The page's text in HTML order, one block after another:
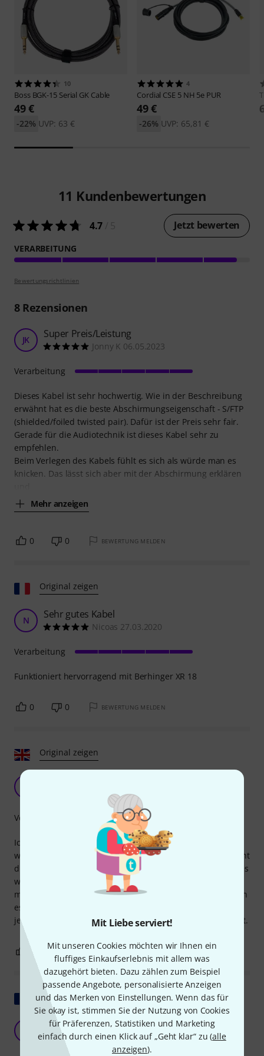
Mit Liebe serviert!
Mit unseren Cookies möchten wir Ihnen ein
fluffiges Einkaufserlebnis mit allem was
dazugehört bieten. Dazu zählen zum Beispiel
passende Angebote, personalisierte Anzeigen
und das Merken von Einstellungen. Wenn das für
Sie okay ist, stimmen Sie der Nutzung von Cookies
für Präferenzen, Statistiken und Marketing
einfach durch einen Klick auf „Geht klar“ zu (alle
anzeigen).
10
Boss BGK-15 Serial GK Cable
49 €
UVP: 63 €
-22%
4
Cordial CSE 5 NH 5e PUR
49 €
UVP: 65,81 €
-26%
11 Kundenbewertungen
4.7 Jetzt bewerten
VERARBEITUNG
Bewertungsrichtlinien
8Rezensionen
JK Super Preis/Leistung
Jonny K 06.05.2023
Dieses Kabel ist sehr hochwertig. Wie in der Beschreibung
erwähnt hat es die beste Abschirmungseigenschaft - S/FTP
(shielded/foiled twisted pair). Dafür ist der Preis sehr fair.
Gerade für die Audiotechnik ist dieses Kabel sehr zu
empfehlen.
Beim Verlegen des Kabels fühlt es sich als würde man es
knicken. Das lässt sich aber mit der Abschirmung erklären
Mehr anzeigen
Verarbeitung
0 0 BEWERTUNG MELDEN
Original zeigen
N Sehr gutes Kabel
Nicoas 27.03.2020
Funktioniert hervorragend mit Berhinger XR 18
Verarbeitung
0 0 BEWERTUNG MELDEN
Original zeigen
ArgusWishbone 03.09.2021
Ich habe diese ein paar Tage im Freien verwendet und sie
waren wegen des Regens sehr nass und blieben über Nacht
draußen... Das Kabel funktionierte trotzdem und ich mag es
wirklich, wie einfach es ist, es wieder aufzurollen, wenn
man es nicht mehr braucht. Es ist ziemlich starr, wenn man
es hinlegt, was gut ist, denn es minimiert die Gefahr, dass
jemand darüber stolpert. Ich habe diese für XLR verwendet.
Verarbeitung
0 0 BEWERTUNG MELDEN
Original zeigen
Denken Sie darüber nach!
Serge_34 11.12.2022